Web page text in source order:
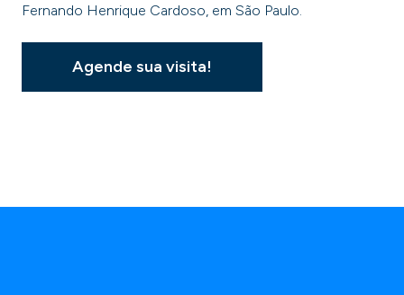
Fernando Henrique Cardoso, em São Paulo.
Agende sua visita!